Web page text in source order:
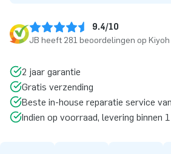
9.4/10
JB heeft 281 beoordelingen op Kiyoh
2 jaar garantie
Gratis verzending
Beste in-house reparatie service van
Indien op voorraad, levering binnen